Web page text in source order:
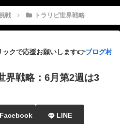
戦 トラリピ世界戦略
ックで応援お願いします👉ブログ村
界戦略：6月第2週は3
Facebook LINE